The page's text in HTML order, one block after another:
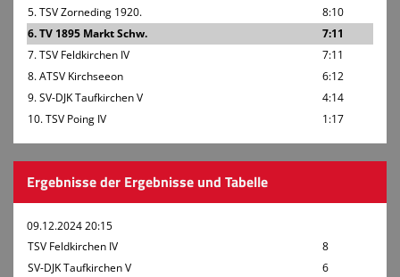
5. TSV Zorneding 1920.
8:10
6. TV 1895 Markt Schw.
7:11
7. TSV Feldkirchen IV
7:11
8. ATSV Kirchseeon
6:12
9. SV-DJK Taufkirchen V
4:14
10. TSV Poing IV
1:17
Ergebnisse der Ergebnisse und Tabelle
09.12.2024 20:15
TSV Feldkirchen IV
8
SV-DJK Taufkirchen V
6